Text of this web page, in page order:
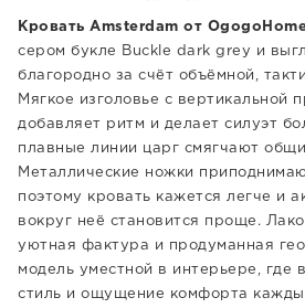
Кровать Amsterdam от
сером букле Buckle dark grey и
благородно за счёт объёмной,
Мягкое изголовье с вертикальной
добавляет ритм и делает силуэт
плавные линии царг смягчают
Металлические ножки
поэтому кровать кажется легче и
вокруг неё становится проще.
уютная фактура и продуманная
модель уместной в интерьере, где
стиль и ощущение комфорта